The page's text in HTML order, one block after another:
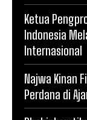
Ketua
Indonesia
Internasional
Najwa Kinan
Perdana di